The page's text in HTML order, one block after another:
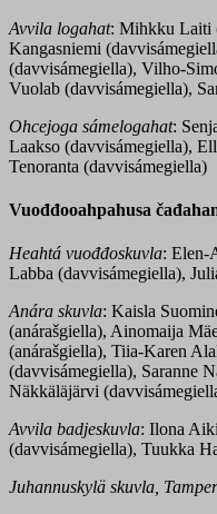
Avvila logahat: Mihkku Laiti
Kangasniemi
(davvisámegiella), Vilho-
Vuolab (davvisámegiella),
Ohcejoga sámelogahat:
Laakso (davvisámegiella),
Tenoranta (davvisámegiella)
Vuođđooahpahusa
Heahtá vuođđoskuvla: Elen-
Labba (davvisámegiella),
Anára skuvla: Kaisla
(anárašgiella), Ainomaija
(anárašgiella), Tiia-Karen
(davvisámegiella), Saranne
Näkkäläjärvi
Avvila badjeskuvla: Ilona
(davvisámegiella), Tuukka
Juhannuskylä skuvla,